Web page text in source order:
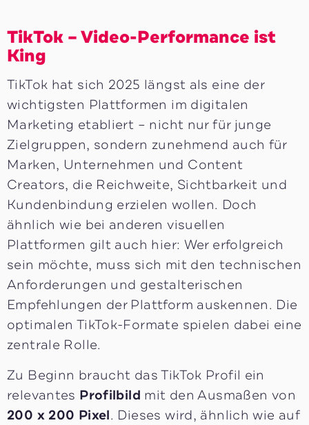
TikTok – Video-Performance ist
King
TikTok hat sich 2025 längst als eine der
wichtigsten Plattformen im digitalen
Marketing etabliert – nicht nur für junge
Zielgruppen, sondern zunehmend auch für
Marken, Unternehmen und Content
Creators, die Reichweite, Sichtbarkeit und
Kundenbindung erzielen wollen. Doch
ähnlich wie bei anderen visuellen
Plattformen gilt auch hier: Wer erfolgreich
sein möchte, muss sich mit den technischen
Anforderungen und gestalterischen
Empfehlungen der Plattform auskennen. Die
optimalen TikTok-Formate spielen dabei eine
zentrale Rolle.
Zu Beginn braucht das TikTok Profil ein
relevantes Profilbild mit den Ausmaßen von
200 x 200 Pixel. Dieses wird, ähnlich wie auf